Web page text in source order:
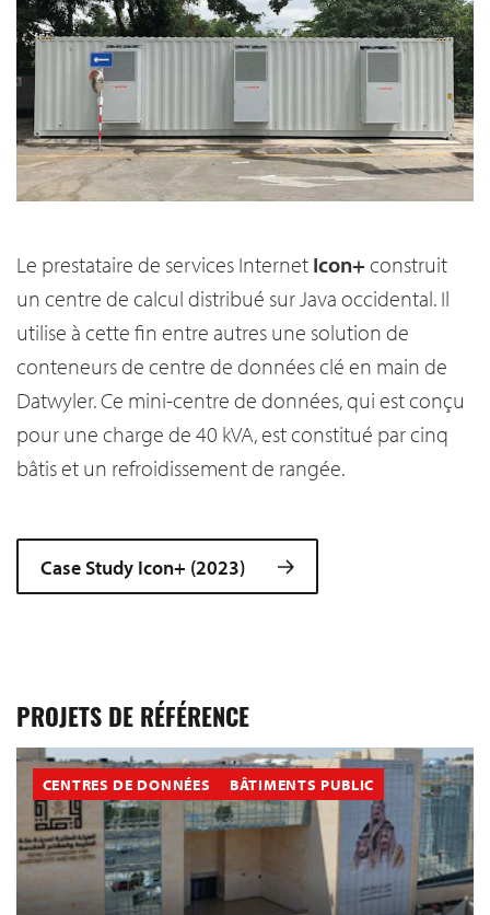
Le prestataire de services Internet Icon+construit
un centre de calcul distribué sur Java occidental. Il
utilise à cette fin entre autres une solution de
conteneurs de centre de données clé en main de
Datwyler. Ce mini-centre de données, qui est conçu
pour une charge de 40 kVA, est constitué par cinq
bâtis et un refroidissement de rangée.
Case Study Icon+ (2023)
PROJETS DE RÉFÉRENCE
CENTRES DE DONNÉES BÂTIMENTS PUBLIC